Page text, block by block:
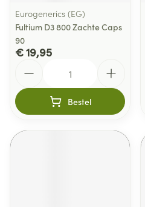
Eurogenerics (EG)
Fultium D3 800 Zachte Caps
90
€ 19,95
Bestel